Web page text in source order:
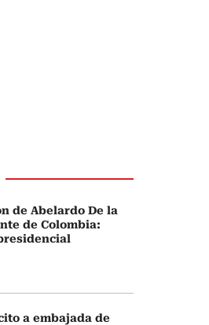
de Abelardo De la
de Colombia:
a embajada de